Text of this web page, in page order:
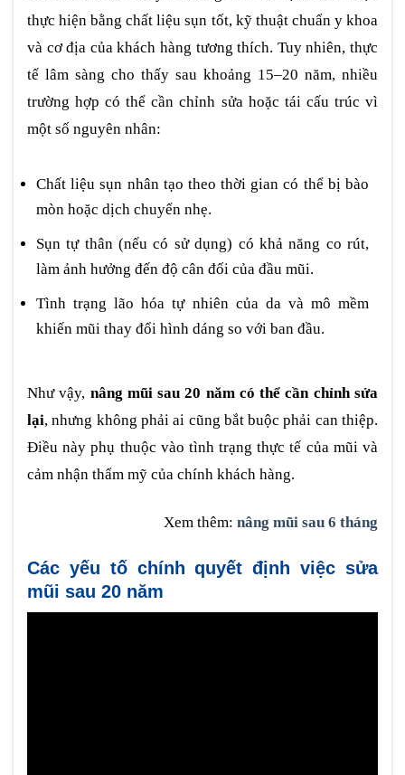
thực hiện bằng chất liệu sụn tốt, kỹ thuật chuẩn y khoa
và cơ địa của khách hàng tương thích. Tuy nhiên, thực
tế lâm sàng cho thấy sau khoảng 15–20 năm, nhiều
trường hợp có thể cần chỉnh sửa hoặc tái cấu trúc vì
một số nguyên nhân:
Chất liệu sụn nhân tạo theo thời gian có thể bị bào
mòn hoặc dịch chuyển nhẹ.
Sụn tự thân (nếu có sử dụng) có khả năng co rút,
làm ảnh hưởng đến độ cân đối của đầu mũi.
Tình trạng lão hóa tự nhiên của da và mô mềm
khiến mũi thay đổi hình dáng so với ban đầu.
Như vậy, nâng mũi sau 20 năm có thể cần chỉnh sửa
lại, nhưng không phải ai cũng bắt buộc phải can thiệp.
Điều này phụ thuộc vào tình trạng thực tế của mũi và
cảm nhận thẩm mỹ của chính khách hàng.
Xem thêm: nâng mũi sau 6 tháng
Các yếu tố chính quyết định việc sửa
mũi sau 20 năm